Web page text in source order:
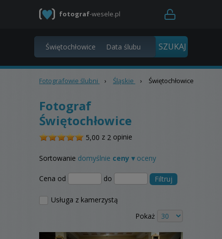
fotograf-wesele.pl
Fotografowie ślubni › Śląskie › Świętochłowice
Fotograf
Świętochłowice
5,00 /z 2 opinie
Sortowanie domyślnie ceny ▾ oceny
Cena od do Filtruj
Usługa z kamerzystą
Pokaż